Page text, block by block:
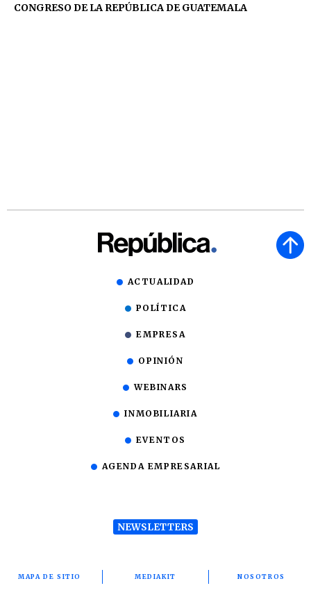
CONGRESO DE LA REPÚBLICA DE GUATEMALA
ACTUALIDAD
POLÍTICA
EMPRESA
OPINIÓN
WEBINARS
INMOBILIARIA
EVENTOS
AGENDA EMPRESARIAL
NEWSLETTERS
MAPA DE SITIO MEDIAKIT NOSOTROS